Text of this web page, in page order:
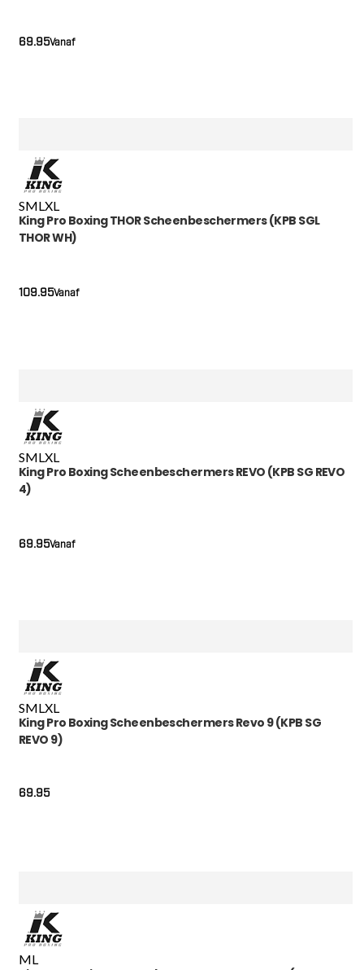
Vanaf
69.95
SMLXL
King Pro Boxing THOR Scheenbeschermers (KPB SGL
THOR WH)
Vanaf
109.95
SMLXL
King Pro Boxing Scheenbeschermers REVO (KPB SG REVO
4)
Vanaf
69.95
SMLXL
King Pro Boxing Scheenbeschermers Revo 9 (KPB SG
REVO 9)
69.95
ML